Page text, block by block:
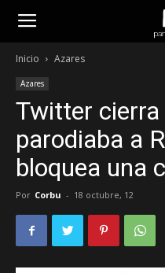
panfletonegro
Inicio Azares
Azares
Twitter cierra
parodiaba a
bloquea una
Por Corbu - 18 octubre, 12